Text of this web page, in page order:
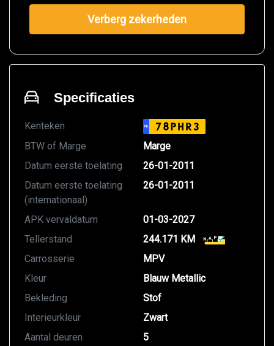
Verberg zekerheden
Specificaties
Kenteken NL 78PHR3
BTW of Marge
Marge
Datum eerste toelating
26-01-2011
Datum eerste toelating
(internationaal)
26-01-2011
APK vervaldatum
01-03-2027
Tellerstand
244.171 KM
Carrosserie
MPV
Kleur
Blauw Metallic
Bekleding
Stof
Interieurkleur
Zwart
Aantal deuren
5